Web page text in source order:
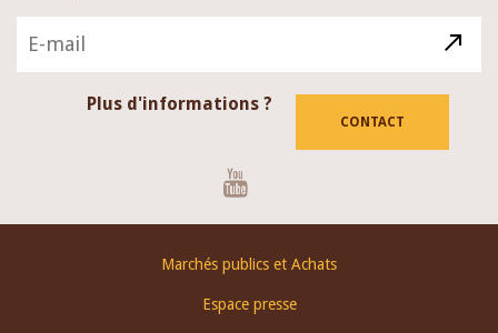
Plus d'informations ?
CONTACT
Marchés publics et Achats
Espace presse